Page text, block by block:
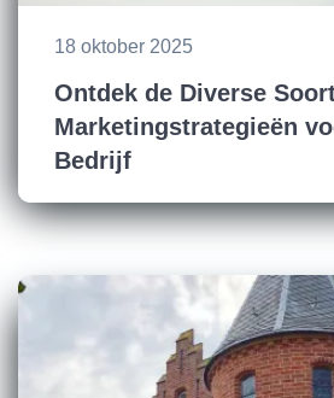
18 oktober 2025
Ontdek de Diverse
Marketingstrategieën
Bedrijf